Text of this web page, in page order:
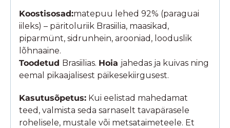
Koostisosad:matepuu lehed 92% (paraguai
iileks) – päritoluriik Brasiilia, maasikad,
piparmünt, sidrunhein, arooniad, looduslik
lõhnaaine.
Toodetud Brasiilias. Hoia jahedas ja kuivas ning
eemal pikaajalisest päikesekiirgusest.
Kasutusõpetus: Kui eelistad mahedamat
teed, valmista seda sarnaselt tavapärasele
rohelisele, mustale või metsataimeteele. Et